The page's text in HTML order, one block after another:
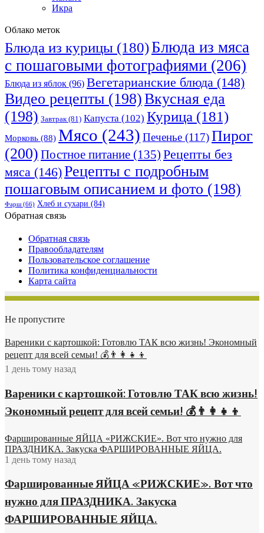
Икра
Облако меток
Блюда из курицы (180)Блюда из мяса
с пошаговыми фотографиями (206)
Блюда из яблок (96) Вегетарианские блюда (148)
Видео рецепты (198)Вкусная еда
(198) Завтрак(81) Капуста (102) Курица (181)
Морковь (88) Мясо (243) Печенье (117)Пирог
(200) Постное питание (135) Рецепты без
мяса (146)Рецепты с подробным
пошаговым описанием и фото (198)
Фарш(66) Хлеб и сухари (84)
Обратная связь
Обратная связь
Правообладателям
Пользовательское соглашение
Политика конфиденциальности
Карта сайта
Не пропустите
Вареники с картошкой: Готовлю ТАК всю жизнь! Экономный
рецепт для всей семьи! 💰👨👩👧👦
1 день тому назад
Вареники с картошкой: Готовлю ТАК всю жизнь!
Экономный рецепт для всей семьи! 💰👨👩👧👦
Фаршированные ЯЙЦА «РИЖСКИЕ». Вот что нужно для
ПРАЗДНИКА. Закуска ФАРШИРОВАННЫЕ ЯЙЦА.
1 день тому назад
Фаршированные ЯЙЦА «РИЖСКИЕ». Вот что
нужно для ПРАЗДНИКА. Закуска
ФАРШИРОВАННЫЕ ЯЙЦА.